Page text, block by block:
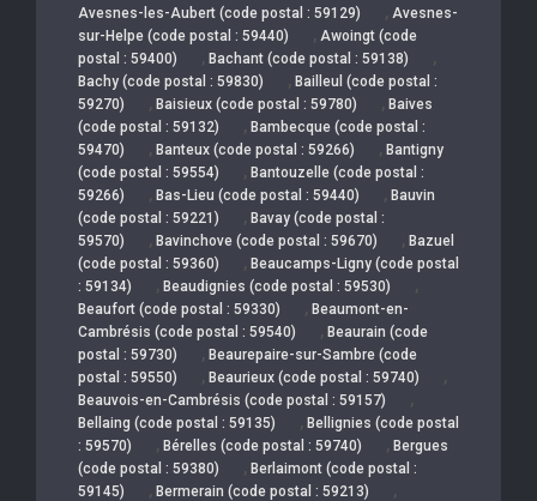
Avesnes-les-Aubert (code postal : 59129) , Avesnes-
sur-Helpe (code postal : 59440)
, Awoingt (code
postal : 59400)
, Bachant (code postal : 59138) ,
Bachy (code postal : 59830) , Bailleul (code postal :
59270)
, Baisieux (code postal : 59780) , Baives
(code postal : 59132)
, Bambecque (code postal :
59470)
, Banteux (code postal : 59266) , Bantigny
(code postal : 59554)
, Bantouzelle (code postal :
59266)
, Bas-Lieu (code postal : 59440) , Bauvin
(code postal : 59221)
, Bavay (code postal :
59570)
, Bavinchove (code postal : 59670) , Bazuel
(code postal : 59360)
, Beaucamps-Ligny (code postal
: 59134)
, Beaudignies (code postal : 59530) ,
Beaufort (code postal : 59330) , Beaumont-en-
Cambrésis (code postal : 59540)
, Beaurain (code
postal : 59730)
, Beaurepaire-sur-Sambre (code
postal : 59550)
, Beaurieux (code postal : 59740) ,
Beauvois-en-Cambrésis (code postal : 59157) ,
Bellaing (code postal : 59135) , Bellignies (code postal
: 59570)
, Bérelles (code postal : 59740) , Bergues
(code postal : 59380)
, Berlaimont (code postal :
59145)
, Bermerain (code postal : 59213) ,